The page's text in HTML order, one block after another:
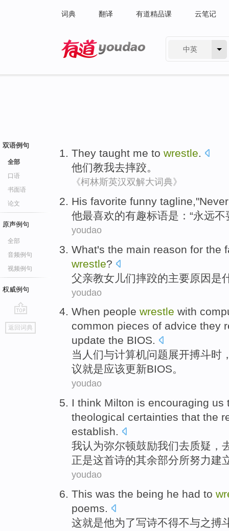
词典 翻译 有道精品课 云笔记
中英
双语例句
全部
口语
书面语
论文
原声例句
全部
音频例句
视频例句
权威例句
go
top
返回词典
They taught me to wrestle.
他们教我去摔跤。
《柯林斯英汉双解大词典》
His favorite funny tagline,"Never
他最喜欢的有趣标语是：“永远不
youdao
What's the main reason for the
wrestle?
父亲教女儿们摔跤的主要原因是
youdao
When people wrestle with
common pieces of advice they
update the BIOS.
当 人们与计算机问题展开搏斗时
议就是应该更新BIOS。
youdao
I think Milton is encouraging us
theological certainties that the
establish.
我认为弥尔顿鼓励我们去质疑 ，
正是这首诗的其余部分所努力建
youdao
This was the being he had to
poems.
这就是他为了写诗不得不与之搏